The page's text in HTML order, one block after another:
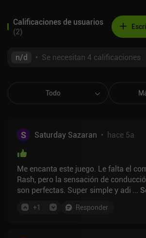
Calificaciones de usuarios
(2)
n/d • Se necesitan 4 calificaciones
Todo
S Saturday Sazaran • hace 5a
Me encanta este juego. Le falta el
Rash, pero la sensación de
son perfectas. Super simple y adictivo para
...
+1 Responder